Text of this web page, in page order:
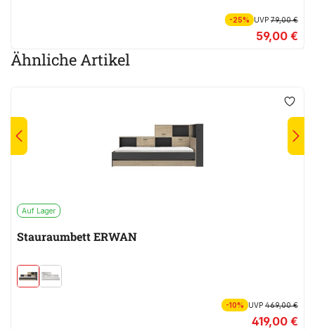
-25% UVP79,00 €
59,00 €
Ähnliche Artikel
Auf Lager
Stauraumbett ERWAN
-10% UVP469,00 €
419,00 €